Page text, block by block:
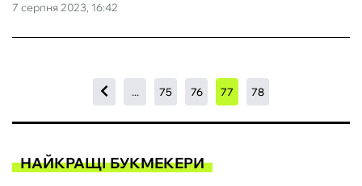
7 серпня 2023, 16:42
... 75 76 77 78
НАЙКРАЩІ БУКМЕКЕРИ